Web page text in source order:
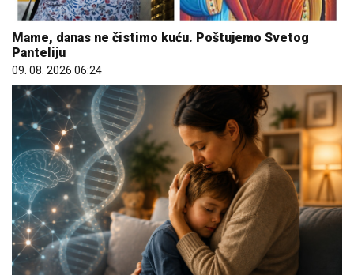
Mame, danas ne čistimo kuću. Poštujemo Svetog
Panteliju
09. 08. 2026 06:24